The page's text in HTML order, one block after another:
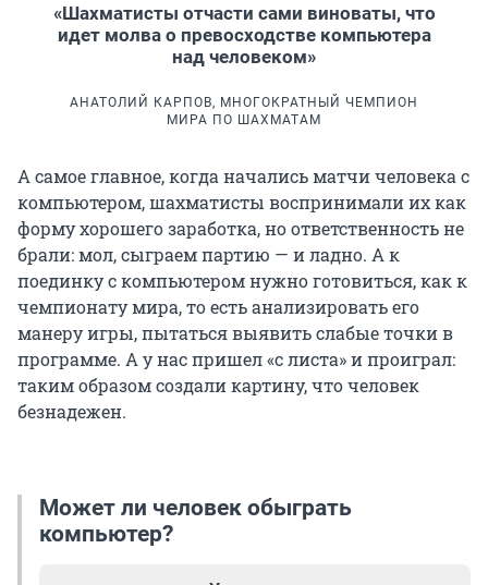
«Шахматисты отчасти сами виноваты, что
идет молва о превосходстве компьютера
над человеком»
АНАТОЛИЙ КАРПОВ, МНОГОКРАТНЫЙ ЧЕМПИОН
МИРА ПО ШАХМАТАМ
А самое главное, когда начались матчи человека с
компьютером, шахматисты воспринимали их как
форму хорошего заработка, но ответственность не
брали: мол, сыграем партию — и ладно. А к
поединку с компьютером нужно готовиться, как к
чемпионату мира, то есть анализировать его
манеру игры, пытаться выявить слабые точки в
программе. А у нас пришел «с листа» и проиграл:
таким образом создали картину, что человек
безнадежен.
Может ли человек обыграть
компьютер?